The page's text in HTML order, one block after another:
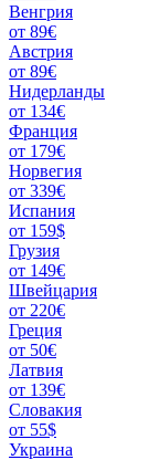
Венгрия
от 89€
Австрия
от 89€
Нидерланды
от 134€
Франция
от 179€
Норвегия
от 339€
Испания
от 159$
Грузия
от 149€
Швейцария
от 220€
Греция
от 50€
Латвия
от 139€
Словакия
от 55$
Украина